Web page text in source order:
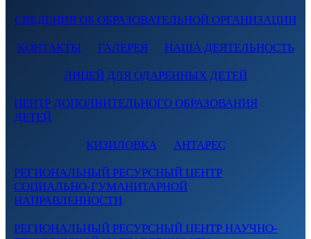
СВЕДЕНИЯ ОБ ОБРАЗОВАТЕЛЬНОЙ ОРГАНИЗАЦИИ
КОНТАКТЫ ГАЛЕРЕЯ НАША ДЕЯТЕЛЬНОСТЬ
ЛИЦЕЙ ДЛЯ ОДАРЕННЫХ ДЕТЕЙ
ЦЕНТР ДОПОЛНИТЕЛЬНОГО ОБРАЗОВАНИЯ
ДЕТЕЙ
КИЗИЛОВКА АНТАРЕС
РЕГИОНАЛЬНЫЙ РЕСУРСНЫЙ ЦЕНТР
СОЦИАЛЬНО-ГУМАНИТАРНОЙ
НАПРАВЛЕННОСТИ
РЕГИОНАЛЬНЫЙ РЕСУРСНЫЙ ЦЕНТР НАУЧНО-